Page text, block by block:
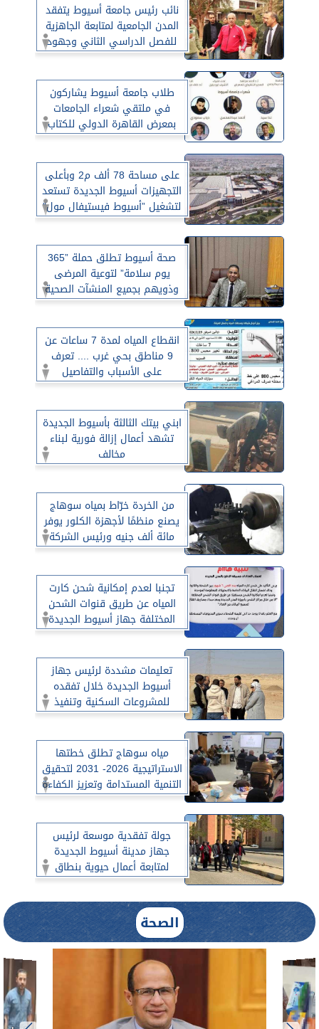
نائب رئيس جامعة أسيوط يتفقد
المدن الجامعية لمتابعة الجاهزية
للفصل الدراسي الثاني وجهود
إعادة التدوير
طلاب جامعة أسيوط يشاركون
في ملتقي شعراء الجامعات
بمعرض القاهرة الدولي للكتاب
السبت القادم”
على مساحة 78 ألف م2 وبأعلى
التجهيزات أسيوط الجديدة تستعد
لتشغيل ”أسيوط فيستيفال مول”
صحة أسيوط تطلق حملة ”365
يوم سلامة” لتوعية المرضى
وذويهم بجميع المنشآت الصحية
بالمحافظة
انقطاع المياه لمدة 7 ساعات عن
9 مناطق بحي غرب .... تعرف
على الأسباب والتفاصيل
ابني بيتك الثالثة بأسيوط الجديدة
تشهد أعمال إزالة فورية لبناء
مخالف
من الخردة خرّاط بمياه سوهاج
يصنع منظمًا لأجهزة الكلور يوفر
مائة ألف جنيه ورئيس الشركة
يعمم التجربة على جميع المحطات
تجنبا لعدم إمكانية شحن كارت
المياه عن طريق قنوات الشحن
المختلفة جهاز أسيوط الجديدة
يوضح التعليمات
تعليمات مشددة لرئيس جهاز
أسيوط الجديدة خلال تفقده
للمشروعات السكنية وتنفيذ
المرافق بمنطقة 1304 فدان
مياه سوهاج تطلق خطتها
الاستراتيجية 2026- 2031 لتحقيق
التنمية المستدامة وتعزيز الكفاءة
جولة تفقدية موسعة لرئيس
جهاز مدينة أسيوط الجديدة
لمتابعة أعمال حيوية بنطاق
التوسعات الجنوبية الشرقية
الصحة